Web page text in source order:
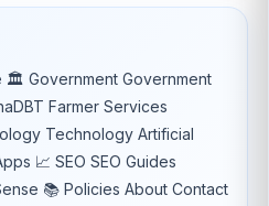
🏛 Government Government
Farmer Services
Technology Artificial
📈 SEO SEO Guides
📚 Policies About Contact